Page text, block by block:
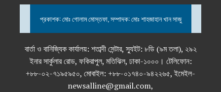
প্রকাশক: মোঃ গোলাম মোস্তফা, সম্পাদক: মোঃ শাহজাহান খান সাজু
বার্তা ও বানিজ্যিক কার্যালয়: শতাব্দী সেন্টার, স্যুইট: ৮ডি (৯ম তলা), ২৯২
ইনার সার্কুলার রোড, ফকিরাপুল, মতিঝিল, ঢাকা-১০০০। টেলিফোন:
+৮৮-০২-৭১৯৫৯৫০, মোবাইল: +৮৮-০১৭৪০-৯৪২২৬৫, ইমেইল-
newsalline@gmail.com,